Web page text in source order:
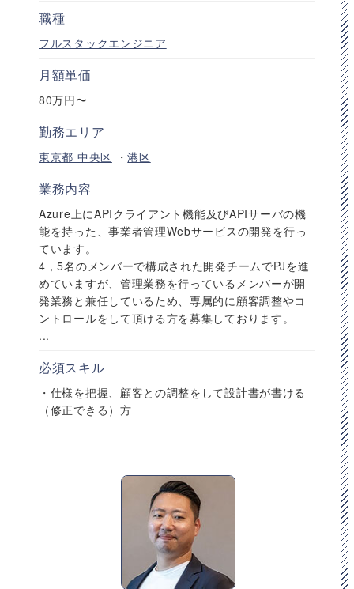
職種
フルスタックエンジニア
月額単価
80万円〜
勤務エリア
東京都 中央区 ・港区
業務内容
Azure上にAPIクライアント機能及びAPIサーバの機
能を持った、事業者管理Webサービスの開発を行っ
ています。
4，5名のメンバーで構成された開発チームでPJを進
めていますが、管理業務を行っているメンバーが開
発業務と兼任しているため、専属的に顧客調整やコ
ントロールをして頂ける方を募集しております。
...
必須スキル
・仕様を把握、顧客との調整をして設計書が書ける
（修正できる）方